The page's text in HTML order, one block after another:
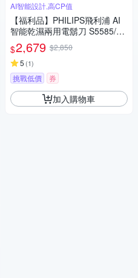
AI智能設計,高CP值
【福利品】PHILIPS飛利浦 AI
智能乾濕兩用電鬍刀 S5585/20
(一年保固)
$2,679 $2,850
5 (1)
挑戰低價 券
加入購物車